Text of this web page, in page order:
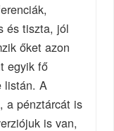
és tiszta, jól
őket azon
egyik fő
listán. A
a pénztárcát is
is van,